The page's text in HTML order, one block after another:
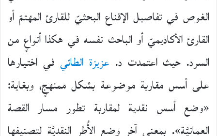
الغوص في تفاصيل الإقناع البحثيّ للقارئ المهتمّ أو
القارئ الأكاديميّ أو الباحث نفسه في هكذا أنواعٍ من
السرد. حيث اعتمدت د. عزيزة الطائيفي اختيارها
على أسس مقاربة موضوعة بشكل ممنهجٍ، وبغاية:
«وضع أسس نقدية لمقاربة تطور مسار القصة
العمانيَّة». بمعنى آخر وضع الأُطر النقديَّة لتصنيفها